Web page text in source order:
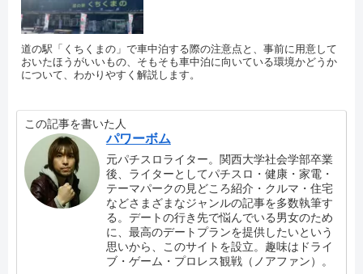
道の駅「くちくまの」で車中泊する際の注意点と、事前に用意して
おいたほうがいいもの、そもそも車中泊に向いている環境かどうか
について、わかりやすく解説します。
この記事を書いた人
パワーボム
元パチスロライター。関西大学社会学部卒業
後、ライターとしてパチスロ・健康・家電・
テーマパークの見どころ紹介・クルマ・住宅
などさまざまなジャンルの記事を多数執筆す
る。デートの行き先で悩んでいる男女のため
に、最高のデートプランを提供したいという
思いから、このサイトを設立。趣味はドライ
ブ・ゲーム・プロレス観戦（ノアファン）。